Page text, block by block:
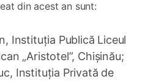
din acest an sunt:
Instituția Publică Liceul
„Aristotel”, Chișinău;
Instituţia Privată de